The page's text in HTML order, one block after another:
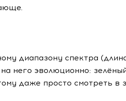
диапазону спектра
него эволюционно:
даже просто смотреть в